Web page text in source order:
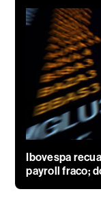
Ibovespa
payroll fraco;